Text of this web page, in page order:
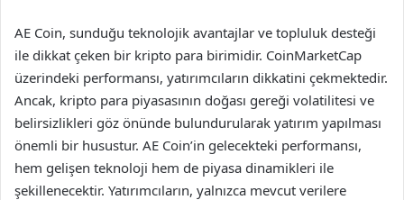
AE Coin, sunduğu teknolojik avantajlar ve topluluk desteği
ile dikkat çeken bir kripto para birimidir. CoinMarketCap
üzerindeki performansı, yatırımcıların dikkatini çekmektedir.
Ancak, kripto para piyasasının doğası gereği volatilitesi ve
belirsizlikleri göz önünde bulundurularak yatırım yapılması
önemli bir husustur. AE Coin’in gelecekteki performansı,
hem gelişen teknoloji hem de piyasa dinamikleri ile
şekillenecektir. Yatırımcıların, yalnızca mevcut verilere